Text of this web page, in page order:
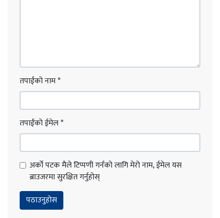
तपाईंको नाम*
तपाईंको ईमेल*
अर्को पटक मैले टिप्पणी गर्नको लागि मेरो नाम, ईमेल यस
ब्राउजरमा सुरक्षित गर्नुहोस्